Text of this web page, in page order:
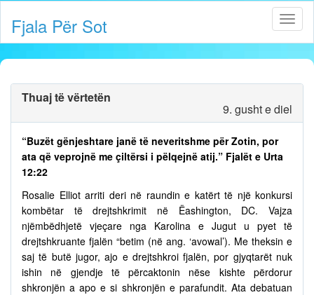
Fjala Për Sot
Thuaj të vërtetën
9. gusht e diel
“Buzët gënjeshtare janë të neveritshme për Zotin, por
ata që veprojnë me çiltërsi i pëlqejnë atij.” Fjalët e Urta
12:22
Rosalie Elliot arriti deri në raundin e katërt të një konkursi
kombëtar të drejtshkrimit në Ëashington, DC. Vajza
njëmbëdhjetë vjeçare nga Karolina e Jugut u pyet të
drejtshkruante fjalën “betim (në ang. ‘avowal’). Me theksin e
saj të butë jugor, ajo e drejtshkroi fjalën, por gjyqtarët nuk
ishin në gjendje të përcaktonin nëse kishte përdorur
shkronjën a apo e si shkronjën e parafundit. Ata debatuan